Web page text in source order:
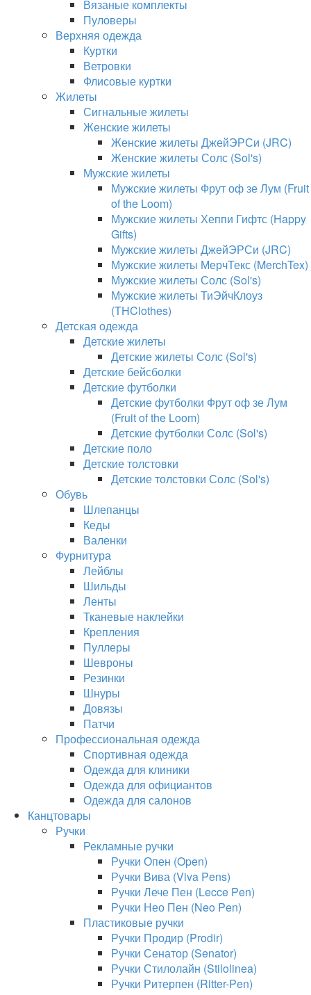
Вязаные комплекты
Пуловеры
Верхняя одежда
Куртки
Ветровки
Флисовые куртки
Жилеты
Сигнальные жилеты
Женские жилеты
Женские жилеты ДжейЭРСи (JRC)
Женские жилеты Солс (Sol's)
Мужские жилеты
Мужские жилеты Фрут оф зе Лум (Fruit
of the Loom)
Мужские жилеты Хеппи Гифтс (Happy
Gifts)
Мужские жилеты ДжейЭРСи (JRC)
Мужские жилеты МерчТекс (MerchTex)
Мужские жилеты Солс (Sol's)
Мужские жилеты ТиЭйчКлоуз
(THClothes)
Детская одежда
Детские жилеты
Детские жилеты Солс (Sol's)
Детские бейсболки
Детские футболки
Детские футболки Фрут оф зе Лум
(Fruit of the Loom)
Детские футболки Солс (Sol's)
Детские поло
Детские толстовки
Детские толстовки Солс (Sol's)
Обувь
Шлепанцы
Кеды
Валенки
Фурнитура
Лейблы
Шильды
Ленты
Тканевые наклейки
Крепления
Пуллеры
Шевроны
Резинки
Шнуры
Довязы
Патчи
Профессиональная одежда
Спортивная одежда
Одежда для клиники
Одежда для официантов
Одежда для салонов
Канцтовары
Ручки
Рекламные ручки
Ручки Опен (Open)
Ручки Вива (Viva Pens)
Ручки Лече Пен (Lecce Pen)
Ручки Нео Пен (Neo Pen)
Пластиковые ручки
Ручки Продир (Prodir)
Ручки Сенатор (Senator)
Ручки Стилолайн (Stilolinea)
Ручки Ритерпен (Ritter-Pen)